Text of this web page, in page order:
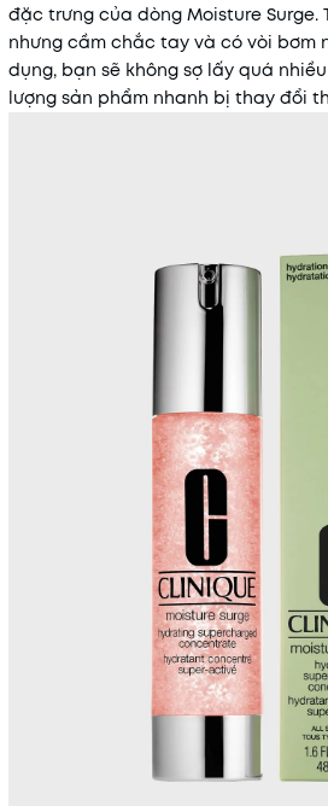
đặc trưng của dòng Moisture Surge.
nhưng cầm chắc tay và có vòi bơm
dụng, bạn sẽ không sợ lấy quá
lượng sản phẩm nhanh bị thay đổi